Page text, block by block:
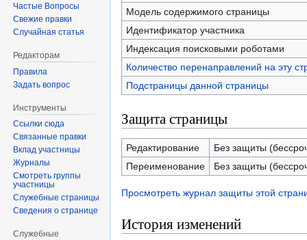
Модель содержимого страницы
Идентификатор участника
Индексация поисковыми роботами
Количество перенаправлений на эту
Подстраницы данной страницы
Защита страницы
Редактирование
Без защиты
Переименование
Без защиты
Просмотреть журнал защиты этой
История изменений
Частые Вопросы
Свежие правки
Случайная статья
Редакторам
Правила
Задать вопрос
Инструменты
Ссылки сюда
Связанные правки
Вклад участницы
Журналы
Смотреть группы
участницы
Служебные страницы
Сведения о странице
Служебные